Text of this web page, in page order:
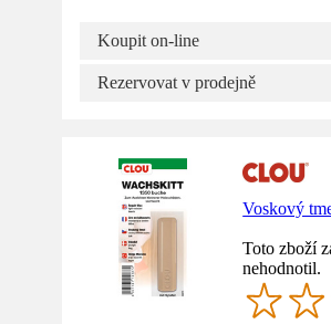
Koupit on-line
Rezervovat v prodejně
Voskový
Toto zboží
nehodnotil.